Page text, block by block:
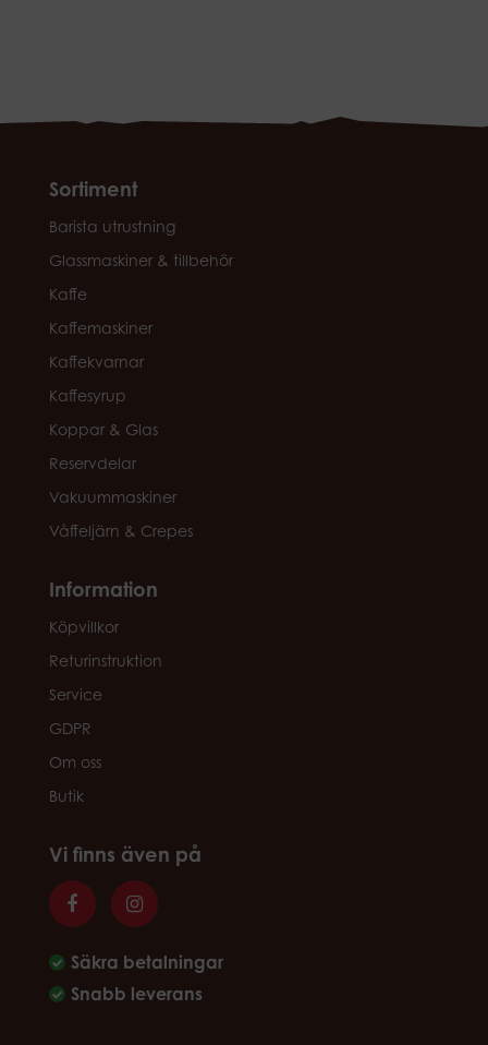
Sortiment
Barista utrustning
Glassmaskiner & tillbehör
Kaffe
Kaffemaskiner
Kaffekvarnar
Kaffesyrup
Koppar & Glas
Reservdelar
Vakuummaskiner
Våffeljärn & Crepes
Information
Köpvillkor
Returinstruktion
Service
GDPR
Om oss
Butik
Vi finns även på
Säkra betalningar
Snabb leverans